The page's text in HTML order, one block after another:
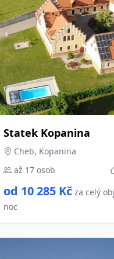
Statek Kopanina
Cheb, Kopanina
až 17 osob
od 10 285 Kč za celý
noc